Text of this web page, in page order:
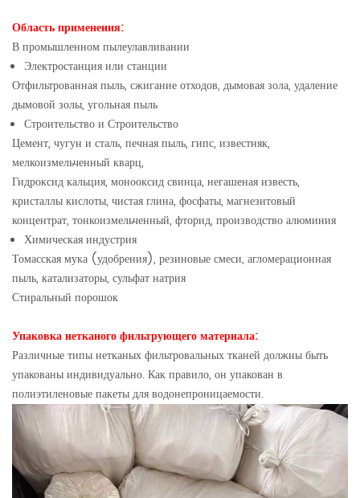
Область применения:
В промышленном пылеулавливании
Электростанция или станции
Отфильтрованная пыль, сжигание отходов, дымовая зола, удаление
дымовой золы, угольная пыль
Строительство и Строительство
Цемент, чугун и сталь, печная пыль, гипс, известняк,
мелкоизмельченный кварц,
Гидроксид кальция, монооксид свинца, негашеная известь,
кристаллы кислоты, чистая глина, фосфаты, магнезитовый
концентрат, тонкоизмельченный, фторид, производство алюминия
Химическая индустрия
Томасская мука (удобрения), резиновые смеси, агломерационная
пыль, катализаторы, сульфат натрия
Стиральный порошок
Упаковка нетканого фильтрующего материала:
Различные типы нетканых фильтровальных тканей должны быть
упакованы индивидуально. Как правило, он упакован в
полиэтиленовые пакеты для водонепроницаемости.